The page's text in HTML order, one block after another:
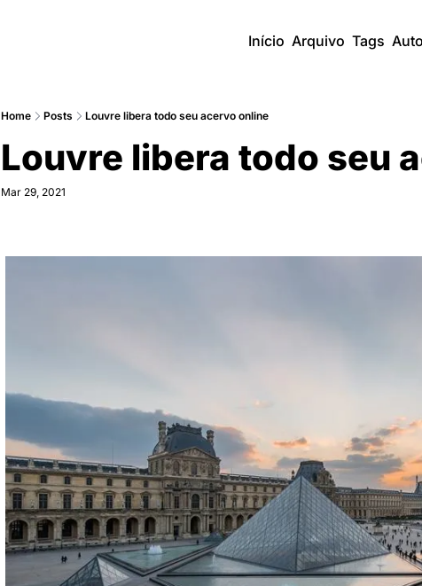
Início Arquivo Tags
Home Posts Louvre libera todo seu acervo online
Louvre libera todo seu
Mar 29, 2021